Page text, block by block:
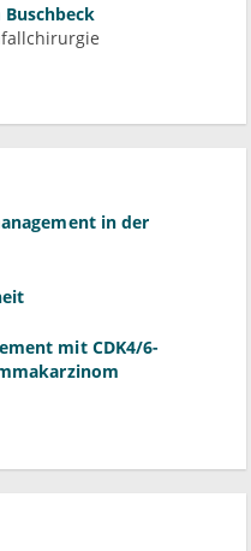
Buschbeck
in der
mit CDK4/6-